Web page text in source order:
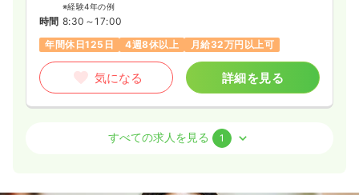
※経験4年の例
時間 8:30～17:00
年間休日125日
4週8休以上 月給32万円以上可
気になる 詳細を見る
すべての求人を見る 1